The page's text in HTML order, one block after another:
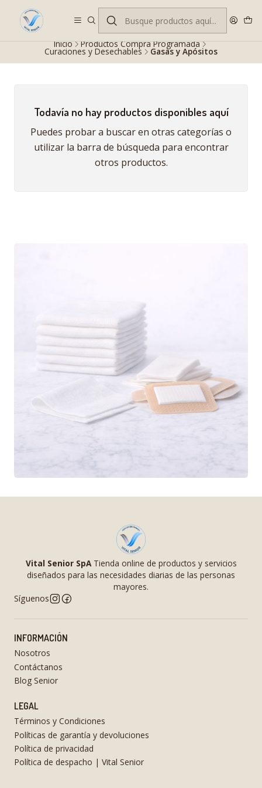
Despacho gratis en RM desde $100.000. Revisa las condiciones.
Inicio Productos Compra Programada
Curaciones y Desechables Gasas y Apósitos
Todavía no hay productos disponibles aquí
Puedes probar a buscar en otras categorías o
utilizar la barra de búsqueda para encontrar
otros productos.
Vital Senior SpATienda online de productos y servicios
diseñados para las necesidades diarias de las personas
mayores.
Síguenos
INFORMACIÓN
Nosotros
Contáctanos
Blog Senior
LEGAL
Términos y Condiciones
Políticas de garantía y devoluciones
Política de privacidad
Política de despacho | Vital Senior